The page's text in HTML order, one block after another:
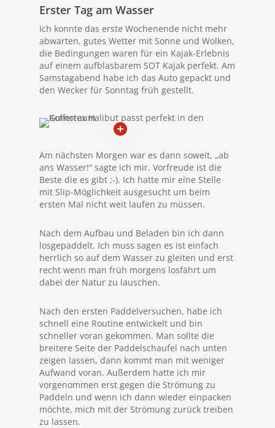
Erster Tag am Wasser
Ich konnte das erste Wochenende nicht mehr
abwarten, gutes Wetter mit Sonne und Wolken,
die Bedingungen waren für ein Kajak-Erlebnis
auf einem aufblasbarem SOT Kajak perfekt. Am
Samstagabend habe ich das Auto gepackt und
den Wecker für Sonntag früh gestellt.
Am nächsten Morgen war es dann soweit, „ab
ans Wasser!“ sagte ich mir. Vorfreude ist die
Beste die es gibt ;-). Ich hatte mir eine Stelle
mit Slip-Möglichkeit ausgesucht um beim
ersten Mal nicht weit laufen zu müssen.
Nach dem Aufbau und Beladen bin ich dann
losgepaddelt. Ich muss sagen es ist einfach
herrlich so auf dem Wasser zu gleiten und erst
recht wenn man früh morgens losfährt um
dabei der Natur zu lauschen.
Nach den ersten Paddelversuchen, habe ich
schnell eine Routine entwickelt und bin
schneller voran gekommen. Man sollte die
breitere Seite der Paddelschaufel nach unten
zeigen lassen, dann kommt man mit weniger
Aufwand voran. Außerdem hatte ich mir
vorgenommen erst gegen die Strömung zu
Paddeln und wenn ich dann wieder einpacken
möchte, mich mit der Strömung zurück treiben
zu lassen.